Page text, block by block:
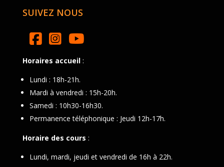
SUIVEZ NOUS
Horaires accueil:
Lundi : 18h-21h.
Mardi à vendredi : 15h-20h.
Samedi : 10h30-16h30.
Permanence téléphonique : Jeudi 12h-17h.
Horaire des cours :
Lundi, mardi, jeudi et vendredi de 16h à 22h.